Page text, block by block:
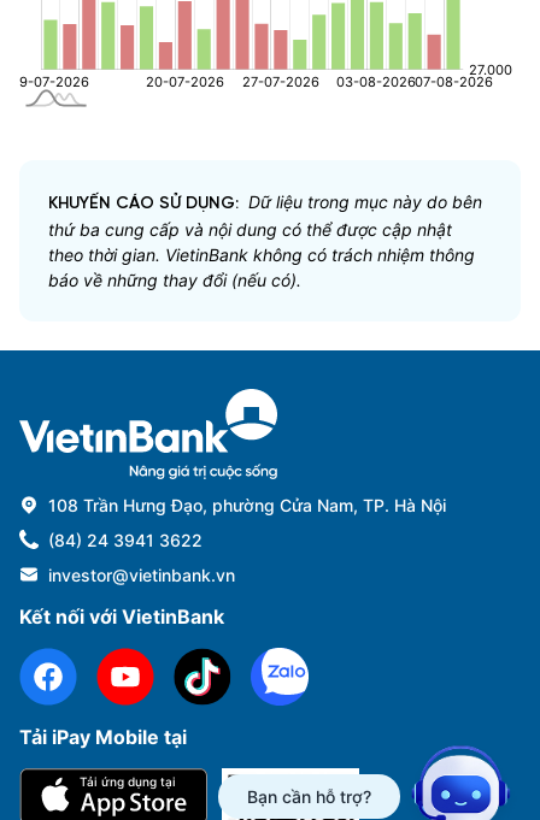
Báo cáo tài chính Thông tin giao dịch
KHUYẾN CÁO SỬ DỤNG: Dữ liệu trong mục này do bên
thứ ba cung cấp và nội dung có thể được cập nhật
theo thời gian. VietinBank không có trách nhiệm thông
báo về những thay đổi (nếu có).
Bạn cần hỗ trợ?
108 Trần Hưng Đạo, phường Cửa Nam, TP. Hà Nội
(84) 24 3941 3622
investor@vietinbank.vn
Kết nối với VietinBank
Tải iPay Mobile tại
Tải ứng dụng tại